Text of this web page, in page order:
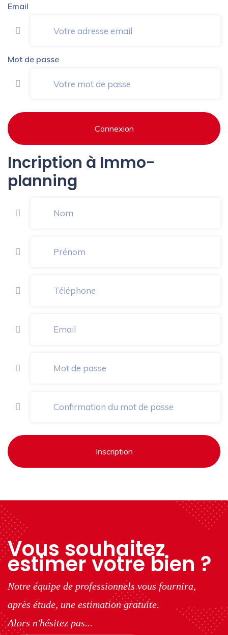
Email
Mot de passe
Connexion
Incription à Immo-
planning
Inscription
Vous souhaitez
estimer votre bien ?
Notre équipe de professionnels vous fournira,
après étude, une estimation gratuite.
Alors n'hésitez pas...